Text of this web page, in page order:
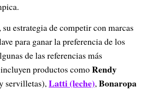
, su estrategia de competir con marcas
para ganar la preferencia de los
de las referencias más
productos comoRendy
servilletas),Latti(leche),Bonaropa